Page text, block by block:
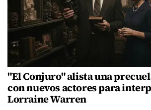
"El Conjuro" alista una
con nuevos actores para
Lorraine Warren